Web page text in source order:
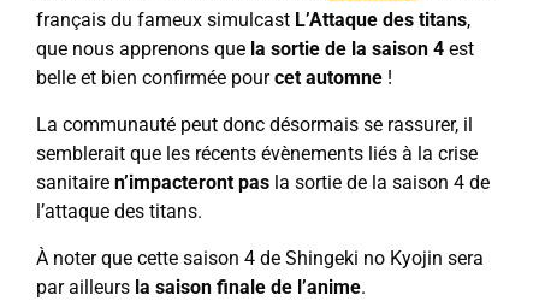
français du fameux simulcast L’Attaque des titans,
que nous apprenons que la sortie de la saison 4 est
belle et bien confirmée pourcet automne !
La communauté peut donc désormais se rassurer, il
semblerait que les récents évènements liés à la crise
sanitaire n’impacteront pas la sortie de la saison 4 de
l’attaque des titans.
À noter que cette saison 4 de Shingeki no Kyojin sera
par ailleurs la saison finale de l’anime.